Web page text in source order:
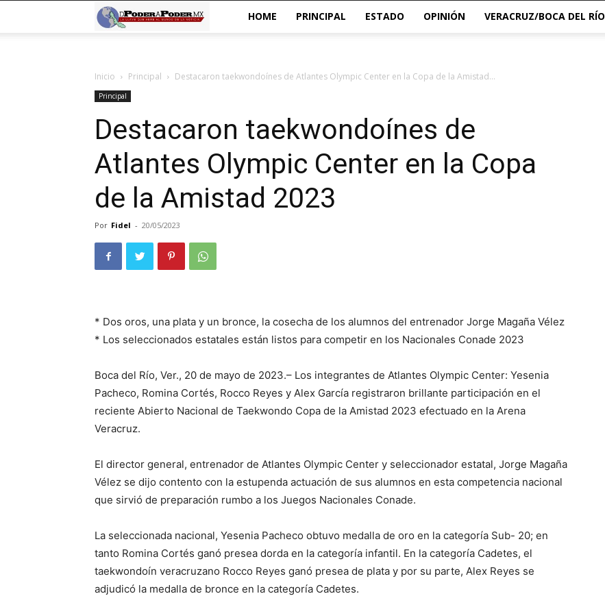
a
HOME PRINCIPAL ESTADO OPINIÓN VERACRUZ/BOCA DEL RÍO
Inicio Principal Destacaron taekwondoínes de Atlantes Olympic Center en la Copa de la Amistad...
Principal
Destacaron taekwondoínes de
Atlantes Olympic Center en la Copa
de la Amistad 2023
Por Fidel - 20/05/2023
* Dos oros, una plata y un bronce, la cosecha de los alumnos del entrenador Jorge Magaña Vélez
* Los seleccionados estatales están listos para competir en los Nacionales Conade 2023
Boca del Río, Ver., 20 de mayo de 2023.– Los integrantes de Atlantes Olympic Center: Yesenia
Pacheco, Romina Cortés, Rocco Reyes y Alex García registraron brillante participación en el
reciente Abierto Nacional de Taekwondo Copa de la Amistad 2023 efectuado en la Arena
Veracruz.
El director general, entrenador de Atlantes Olympic Center y seleccionador estatal, Jorge Magaña
Vélez se dijo contento con la estupenda actuación de sus alumnos en esta competencia nacional
que sirvió de preparación rumbo a los Juegos Nacionales Conade.
La seleccionada nacional, Yesenia Pacheco obtuvo medalla de oro en la categoría Sub- 20; en
tanto Romina Cortés ganó presea dorda en la categoría infantil. En la categoría Cadetes, el
taekwondoín veracruzano Rocco Reyes ganó presea de plata y por su parte, Alex Reyes se
adjudicó la medalla de bronce en la categoría Cadetes.